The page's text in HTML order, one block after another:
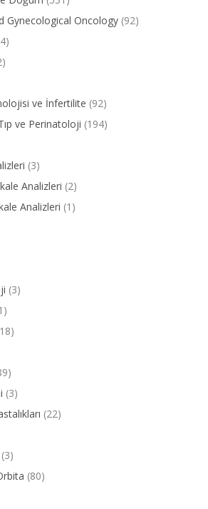
Gynecological Oncology (92)
ve İnfertilite (92)
ve Perinatoloji (194)
(3)
Analizleri (2)
Analizleri (1)
(3)
(3)
(22)
(3)
(80)